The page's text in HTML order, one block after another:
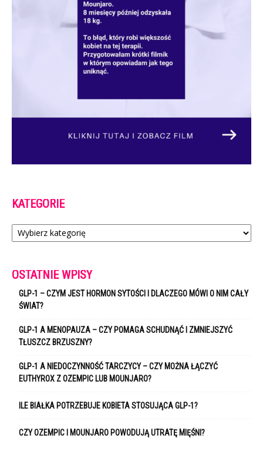
KATEGORIE
Kategorie
OSTATNIE WPISY
GLP-1 – CZYM JEST HORMON SYTOŚCI I DLACZEGO MÓWI O NIM CAŁY
ŚWIAT?
GLP-1 A MENOPAUZA – CZY POMAGA SCHUDNĄĆ I ZMNIEJSZYĆ
TŁUSZCZ BRZUSZNY?
GLP-1 A NIEDOCZYNNOŚĆ TARCZYCY – CZY MOŻNA ŁĄCZYĆ
EUTHYROX Z OZEMPIC LUB MOUNJARO?
ILE BIAŁKA POTRZEBUJE KOBIETA STOSUJĄCA GLP-1?
CZY OZEMPIC I MOUNJARO POWODUJĄ UTRATĘ MIĘŚNI?